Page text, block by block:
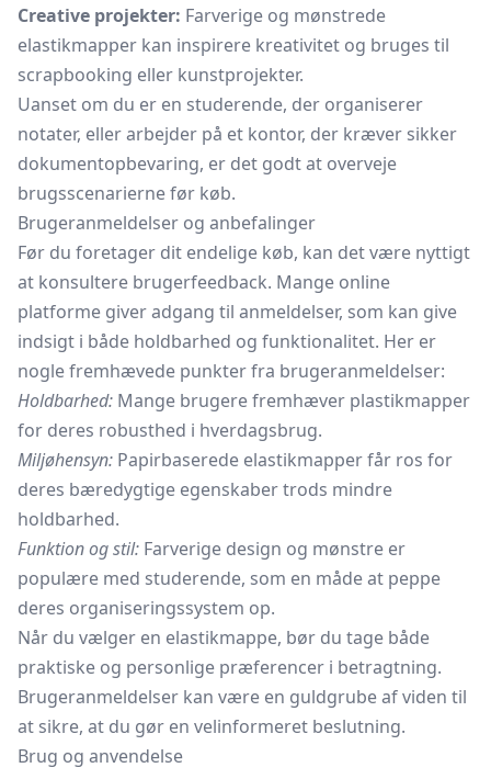
Creative projekter: Farverige og mønstrede
elastikmapper kan inspirere kreativitet og bruges til
scrapbooking eller kunstprojekter.
Uanset om du er en studerende, der organiserer
notater, eller arbejder på et kontor, der kræver sikker
dokumentopbevaring, er det godt at overveje
brugsscenarierne før køb.
Brugeranmeldelser og anbefalinger
Før du foretager dit endelige køb, kan det være nyttigt
at konsultere brugerfeedback. Mange online
platforme giver adgang til anmeldelser, som kan give
indsigt i både holdbarhed og funktionalitet. Her er
nogle fremhævede punkter fra brugeranmeldelser:
Holdbarhed: Mange brugere fremhæver plastikmapper
for deres robusthed i hverdagsbrug.
Miljøhensyn: Papirbaserede elastikmapper får ros for
deres bæredygtige egenskaber trods mindre
holdbarhed.
Funktion og stil: Farverige design og mønstre er
populære med studerende, som en måde at peppe
deres organiseringssystem op.
Når du vælger en elastikmappe, bør du tage både
praktiske og personlige præferencer i betragtning.
Brugeranmeldelser kan være en guldgrube af viden til
at sikre, at du gør en velinformeret beslutning.
Brug og anvendelse